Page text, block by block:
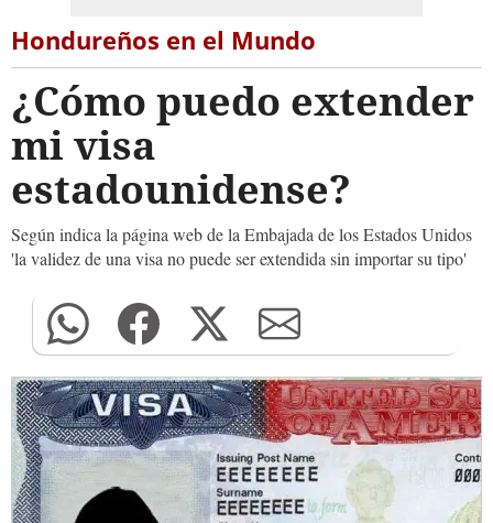
Hondureños en el Mundo
¿Cómo puedo extender
mi visa
estadounidense?
Según indica la página web de la Embajada de los Estados Unidos
'la validez de una visa no puede ser extendida sin importar su tipo'